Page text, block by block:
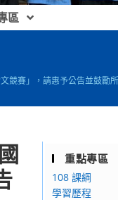
區
競賽」，請惠予公告並鼓勵
重點專區
108 課綱
學習歷程